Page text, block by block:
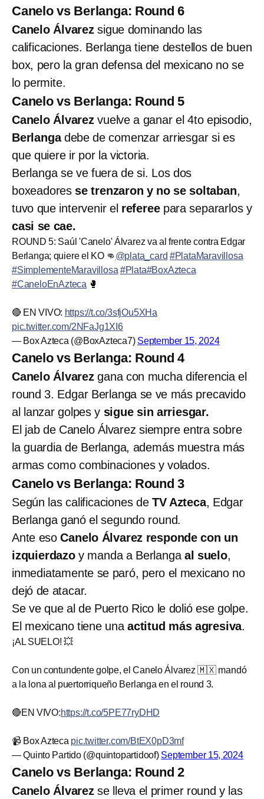
Canelo vs Berlanga: Round 6
Canelo Álvarezsigue dominando las
calificaciones. Berlanga tiene destellos de buen
box, pero la gran defensa del mexicano no se
lo permite.
Canelo vs Berlanga: Round 5
Canelo Álvarezvuelve a ganar el 4to episodio,
Berlangadebe de comenzar arriesgar si es
que quiere ir por la victoria.
Berlanga se ve fuera de si. Los dos
boxeadores se trenzaron y no se soltaban,
tuvo que intervenir el referee para separarlos y
casi se cae.
ROUND 5: Saúl 'Canelo' Álvarez va al frente contra Edgar
Berlanga; quiere el KO 👊 @plata_card #PlataMaravillosa
#SimplementeMaravillosa #Plata#BoxAzteca
#CaneloEnAzteca 🥊
🔴 EN VIVO: https://t.co/3sfjOu5XHa
pic.twitter.com/2NFaJg1XI6
— Box Azteca (@BoxAzteca7) September 15, 2024
Canelo vs Berlanga: Round 4
Canelo Álvarezgana con mucha diferencia el
round 3. Edgar Berlanga se ve más precavido
al lanzar golpes y sigue sin arriesgar.
El jab de Canelo Álvarez siempre entra sobre
la guardia de Berlanga, además muestra más
armas como combinaciones y volados.
Canelo vs Berlanga: Round 3
Según las calificaciones de TV Azteca, Edgar
Berlanga ganó el segundo round.
Ante esoCanelo Álvarez responde con un
izquierdazoy manda a Berlangaal suelo,
inmediatamente se paró, pero el mexicano no
dejó de atacar.
Se ve que al de Puerto Rico le dolió ese golpe.
El mexicano tiene unaactitud más agresiva.
¡AL SUELO! 💥
Con un contundente golpe, el Canelo Álvarez 🇲🇽 mandó
a la lona al puertorriqueño Berlanga en el round 3.
🔴EN VIVO:https://t.co/5PE77ryDHD
📹 Box Azteca pic.twitter.com/BtEX0pD3mf
— Quinto Partido (@quintopartidoof) September 15, 2024
Canelo vs Berlanga: Round 2
Canelo Álvarezse lleva el primer round y las